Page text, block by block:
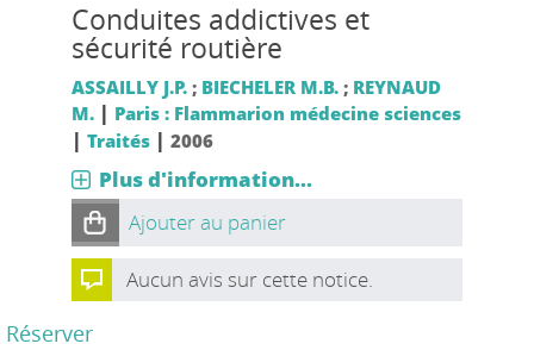
Conduites addictives et
sécurité routière
ASSAILLY J.P.; BIECHELER M.B.; REYNAUD
M. | Paris : Flammarion médecine sciences
| Traités| 2006
Plus d'information...
Ajouter au panier
Aucun avis sur cette notice.
Réserver